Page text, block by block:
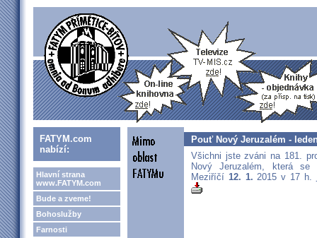
FATYM.com
nabízí:
Hlavní strana
www.FATYM.com
Bude a zveme!
Bohoslužby
Farnosti
Pouť Nový Jeruzalém -
Všichni jste zváni na 181.
Nový Jeruzalém, která
Meziříčí 12. 1. 2015 v 17 h.